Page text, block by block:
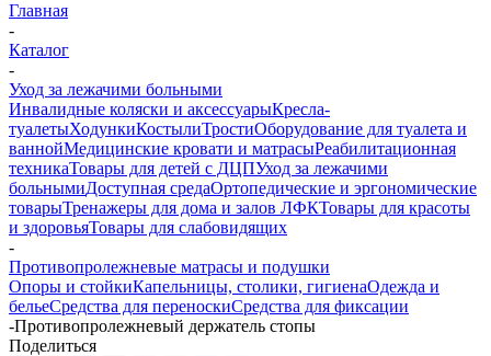
Главная
-
Каталог
-
Уход за лежачими больными
Инвалидные коляски и аксессуарыКресла-
туалетыХодункиКостылиТростиОборудование для туалета и
ваннойМедицинские кровати и матрасыРеабилитационная
техникаТовары для детей с ДЦПУход за лежачими
больнымиДоступная средаОртопедические и эргономические
товарыТренажеры для дома и залов ЛФКТовары для красоты
и здоровьяТовары для слабовидящих
-
Противопролежневые матрасы и подушки
Опоры и стойкиКапельницы, столики, гигиенаОдежда и
бельеСредства для переноскиСредства для фиксации
-Противопролежневый держатель стопы
Поделиться